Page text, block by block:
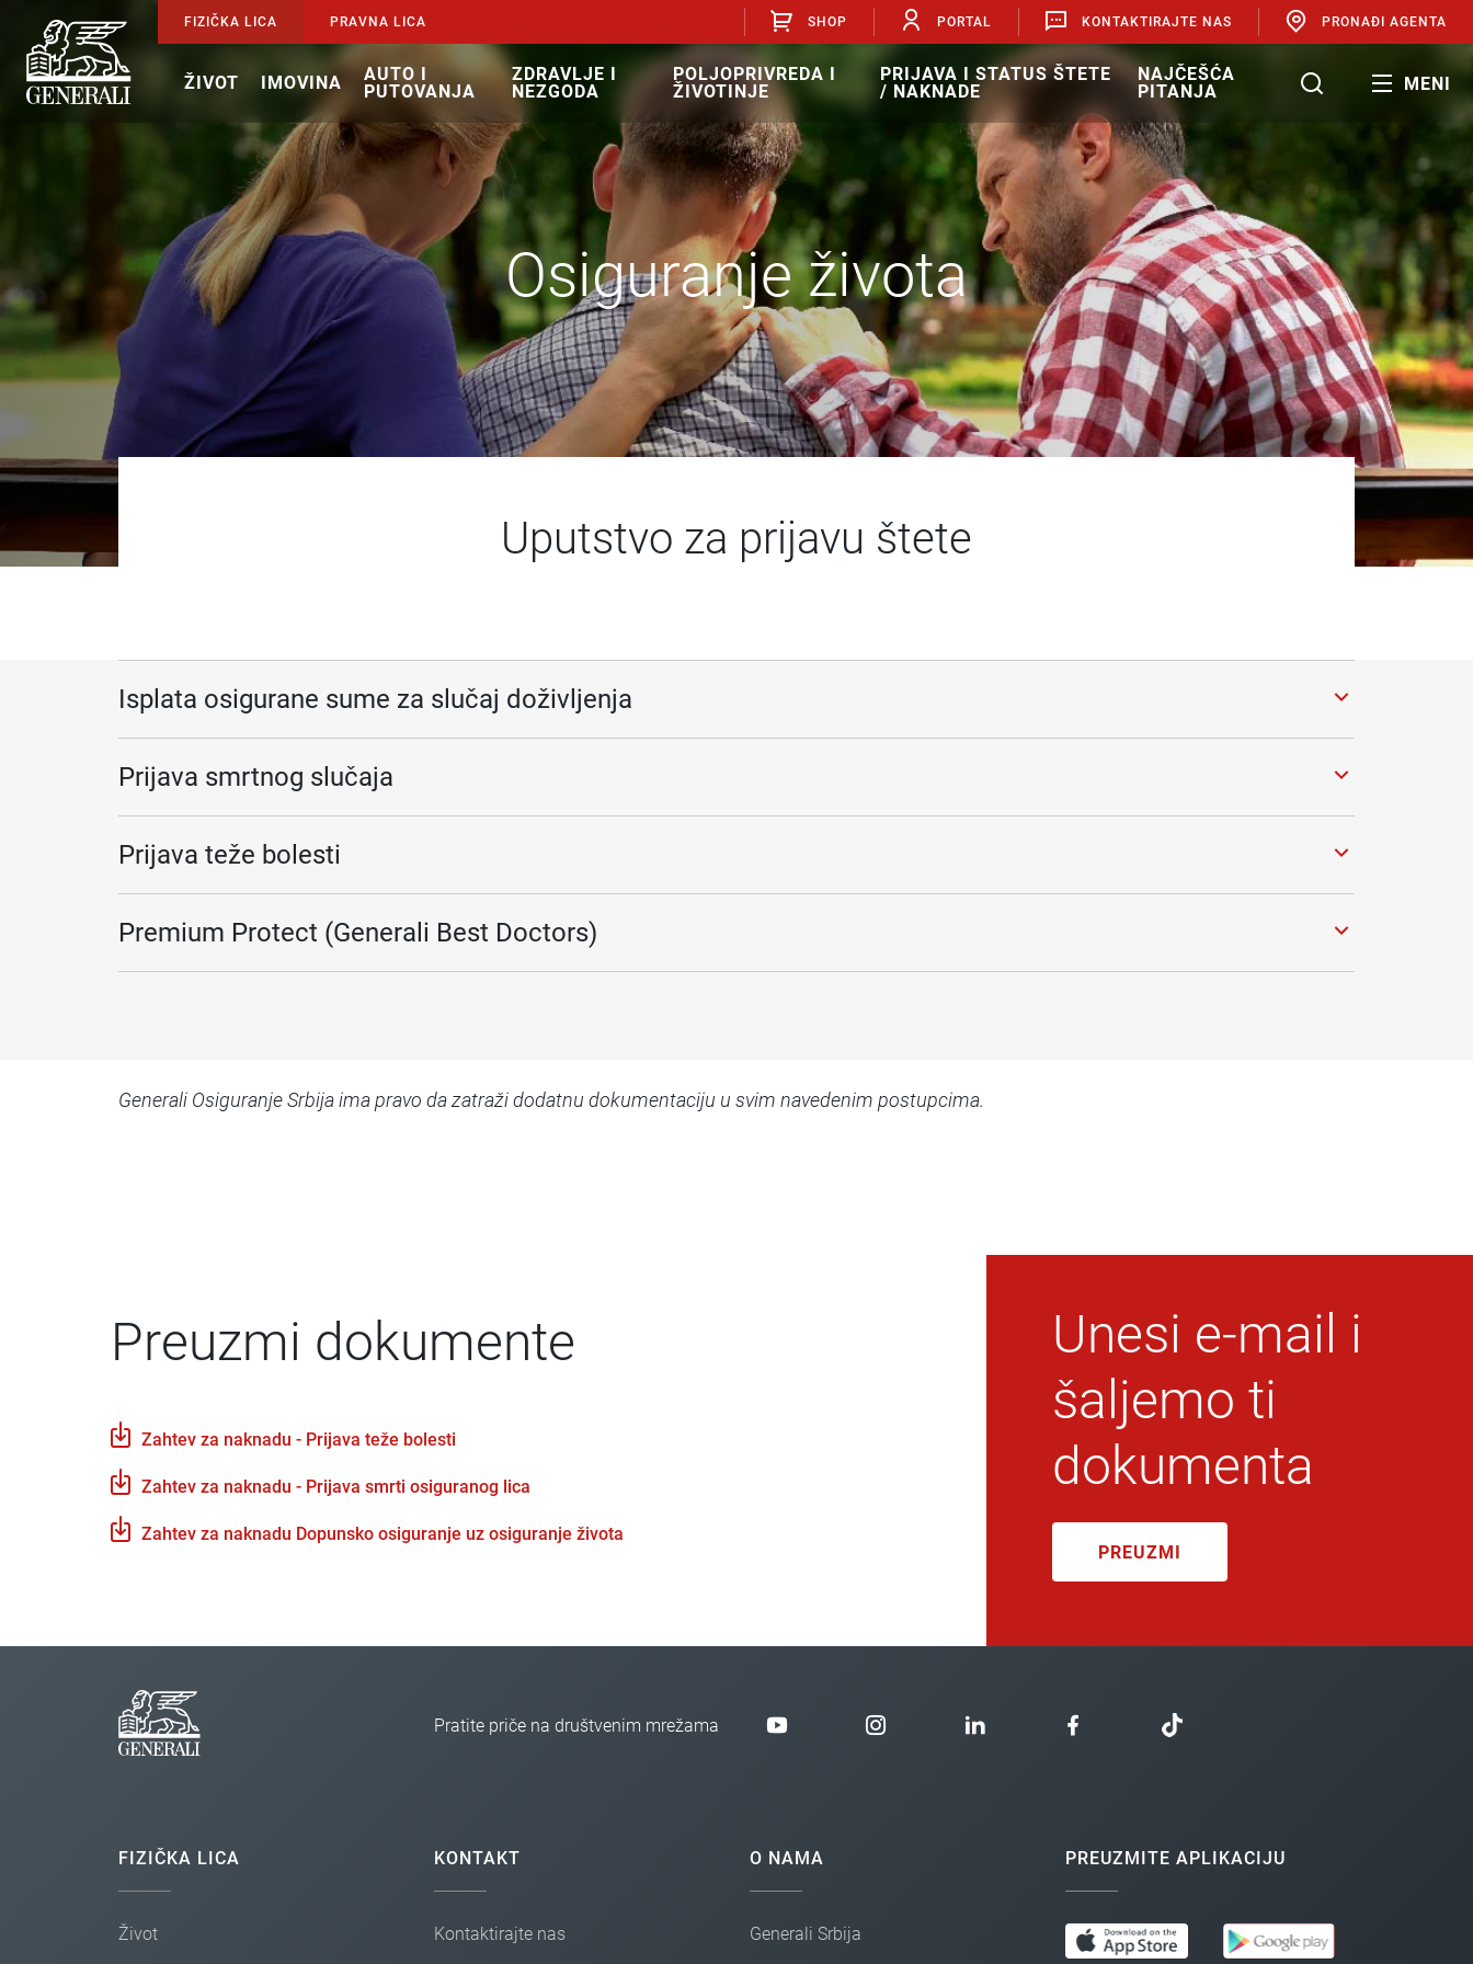
FIZIČKA LICA PRAVNA LICA SHOP PORTAL KONTAKTIRAJTE NAS PRONAĐI AGENTA
ŽIVOT IMOVINA
AUTO I
PUTOVANJA
ZDRAVLJE I
NEZGODA
POLJOPRIVREDA I
ŽIVOTINJE
PRIJAVA I STATUS ŠTETE
/ NAKNADE
NAJČEŠĆA
PITANJA
MENI
Osiguranje života
Uputstvo za prijavu štete
Isplata osigurane sume za slučaj doživljenja
Prijava smrtnog slučaja
Prijava teže bolesti
Premium Protect (Generali Best Doctors)
Generali Osiguranje Srbija ima pravo da zatraži dodatnu dokumentaciju u svim navedenim postupcima.
Preuzmi dokumente
Zahtev za naknadu - Prijava teže bolesti
Zahtev za naknadu - Prijava smrti osiguranog lica
Zahtev za naknadu Dopunsko osiguranje uz osiguranje života
Unesi e-mail i
šaljemo ti
dokumenta
PREUZMI
Pratite priče na društvenim mrežama
FIZIČKA LICA
Život
KONTAKT
Kontaktirajte nas
O NAMA
Generali Srbija
PREUZMITE APLIKACIJU